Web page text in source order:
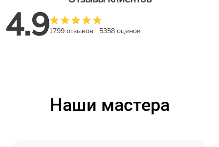
4.91799 отзывов 5358 оценок
Наши мастера